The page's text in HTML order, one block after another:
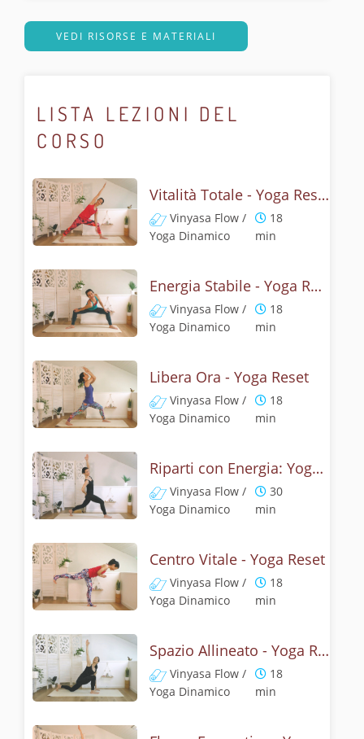
VEDI RISORSE E MATERIALI
LISTA LEZIONI DEL
CORSO
Vitalità Totale - Yoga Reset
Vinyasa Flow /
Yoga Dinamico
18
min
Energia Stabile - Yoga Reset
Vinyasa Flow /
Yoga Dinamico
18
min
Libera Ora - Yoga Reset
Vinyasa Flow /
Yoga Dinamico
18
min
Riparti con Energia: Yoga Reset
Vinyasa Flow /
Yoga Dinamico
30
min
Centro Vitale - Yoga Reset
Vinyasa Flow /
Yoga Dinamico
18
min
Spazio Allineato - Yoga Reset
Vinyasa Flow /
Yoga Dinamico
18
min